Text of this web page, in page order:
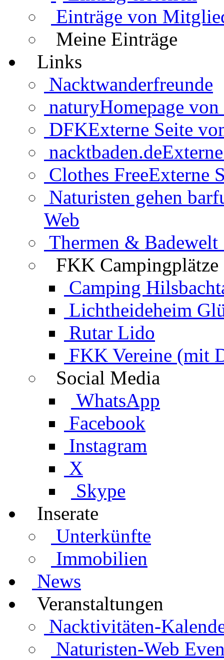
Einträge von
Meine Einträge
Links
Nacktwanderfreunde
naturyHomepage
DFKExterne Seite
nacktbaden.de
Clothes FreeExterne
Naturisten gehen
Web
Thermen & Badewelt
FKK Campingplätze
Camping
Lichtheideheim
Rutar Lido
FKK Vereine (mit
Social Media
WhatsApp
Facebook
Instagram
X
Skype
Inserate
Unterkünfte
Immobilien
News
Veranstaltungen
Nacktivitäten-
Naturisten-Web